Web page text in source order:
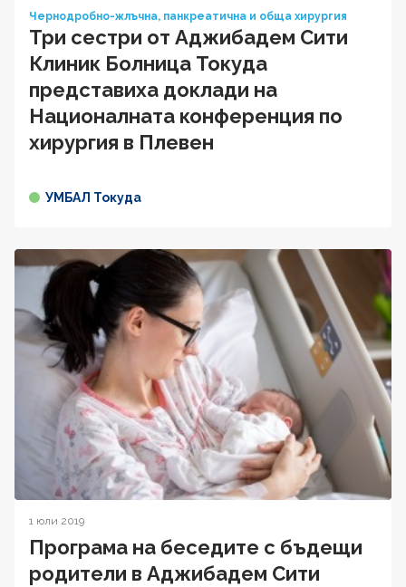
Чернодробно-жлъчна, панкреатична и обща хирургия
Три сестри от Аджибадем Сити
Клиник Болница Токуда
представиха доклади на
Националната конференция по
хирургия в Плевен
УМБАЛ Токуда
1 юли 2019
Програма на беседите с бъдещи
родители в Аджибадем Сити